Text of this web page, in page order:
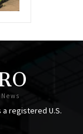
a registered U.S.